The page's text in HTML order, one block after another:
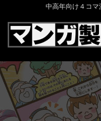
中高年向け４コ